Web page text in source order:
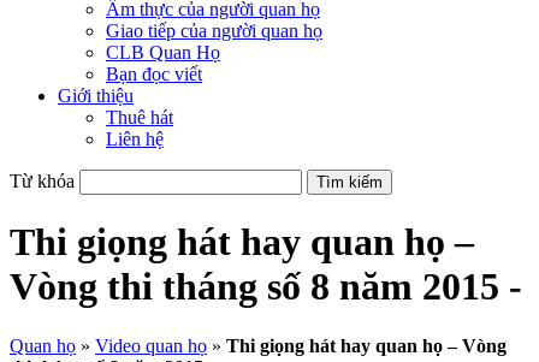
Ẩm thực của người quan họ
Giao tiếp của người quan họ
CLB Quan Họ
Bạn đọc viết
Giới thiệu
Thuê hát
Liên hệ
Từ khóa
Thi giọng hát hay quan họ –
Vòng thi tháng số 8 năm 2015 -
Quan họ » Video quan họ » Thi giọng hát hay quan họ – Vòng